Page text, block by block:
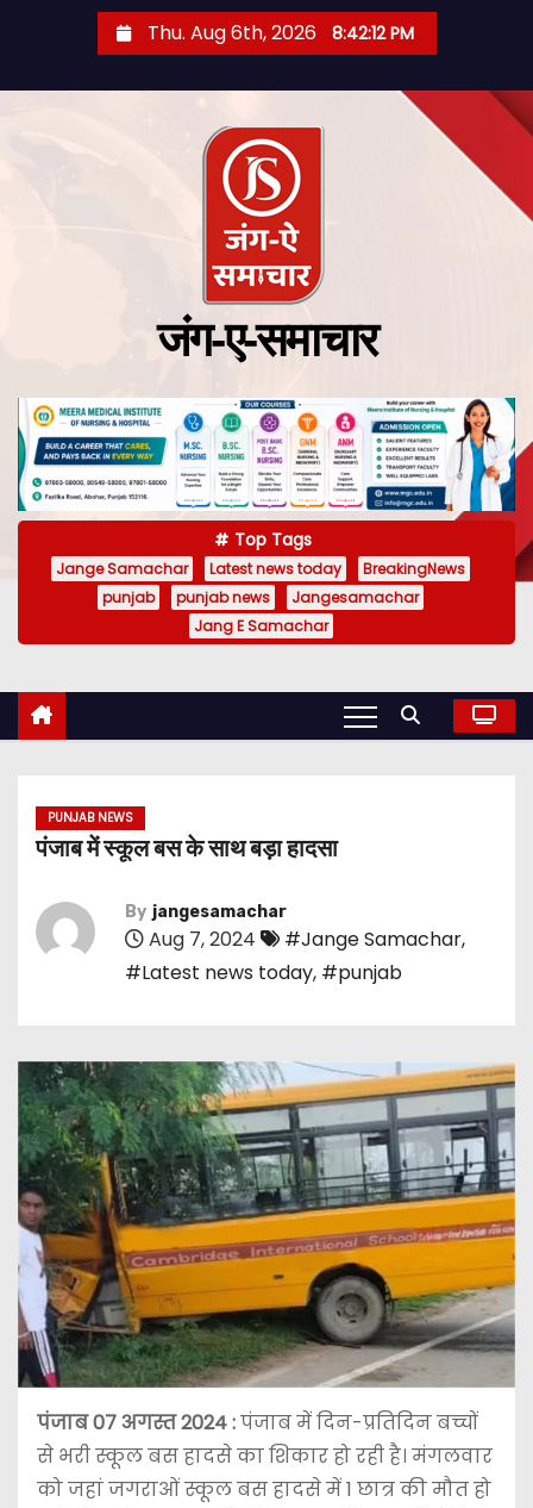
Thu. Aug 6th, 2026 8:42:13 PM
जंग-ए-समाचार
Top Tags
Jange Samachar Latest news today
BreakingNews
punjab
punjab news
Jangesamachar
Jang E Samachar
PUNJAB NEWS
पंजाब में स्कूल बस के साथ बड़ा हादसा
By jangesamachar
Aug 7, 2024 #Jange Samachar,
#Latest news today, #punjab
पंजाब 07 अगस्त 2024 :पंजाब में दिन-प्रतिदिन बच्चों
से भरी स्कूल बस हादसे का शिकार हो रही है। मंगलवार
को जहां जगराओं स्कूल बस हादसे में 1 छात्र की मौत हो